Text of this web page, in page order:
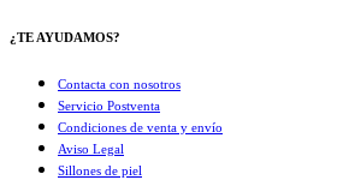
¿TE AYUDAMOS?
Contacta con nosotros
Servicio Postventa
Condiciones de venta y envío
Aviso Legal
Sillones de piel